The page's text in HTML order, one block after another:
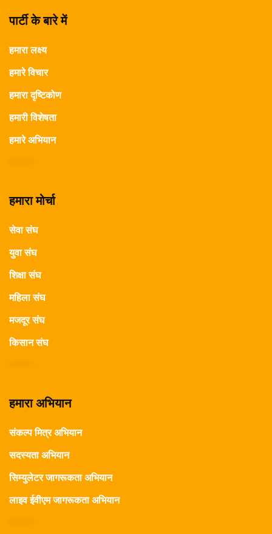
पार्टी के बारे में
हमारा लक्ष्य
हमारे विचार
हमारा दृष्टिकोण
हमारी विशेषता
हमारे अभियान
हमारा मोर्चा
सेवा संघ
युवा संघ
शिक्षा संघ
महिला संघ
मजदूर संघ
किसान संघ
हमारा अभियान
संकल्प मित्र अभियान
सदस्यता अभियान
सिम्युलेटर जागरूकता अभियान
लाइव ईवीएम जागरूकता अभियान